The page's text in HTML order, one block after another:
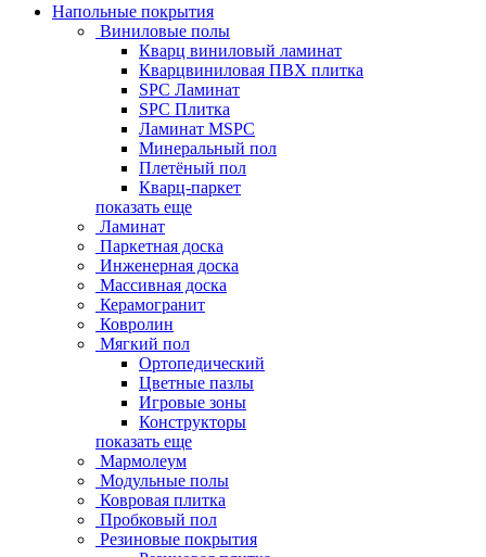
Напольные покрытия
Виниловые полы
Кварц виниловый ламинат
Кварцвиниловая ПВХ плитка
SPC Ламинат
SPC Плитка
Ламинат MSPC
Минеральный пол
Плетёный пол
Кварц-паркет
показать еще
Ламинат
Паркетная доска
Инженерная доска
Массивная доска
Керамогранит
Ковролин
Мягкий пол
Ортопедический
Цветные пазлы
Игровые зоны
Конструкторы
показать еще
Мармолеум
Модульные полы
Ковровая плитка
Пробковый пол
Резиновые покрытия